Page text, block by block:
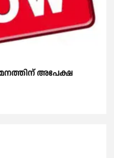
അപേക്ഷ